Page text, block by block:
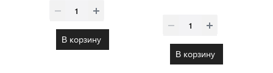
В корзину
В корзину